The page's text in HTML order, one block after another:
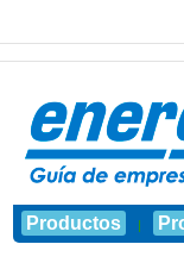
Productos |